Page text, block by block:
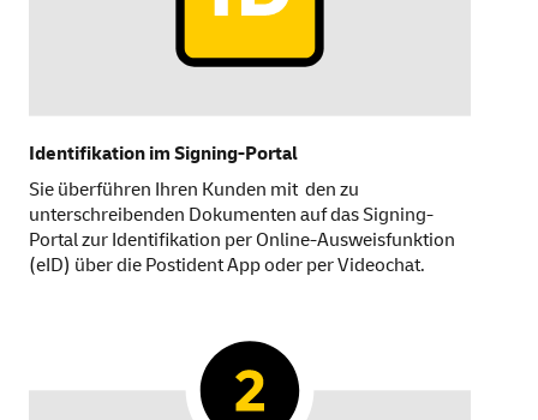
Identifikation im Signing-Portal
Sie überführen Ihren Kunden mit den zu
unterschreibenden Dokumenten auf dasSigning-
Portal zur Identifikation per Online-Ausweisfunktion
(eID) über die PostidentAppoder per Videochat.